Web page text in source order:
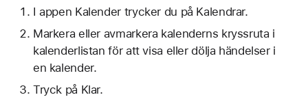
I appen Kalender trycker du på Kalendrar.
Markera eller avmarkera kalenderns kryssruta i
kalenderlistan för att visa eller dölja händelser i
en kalender.
Tryck på Klar.